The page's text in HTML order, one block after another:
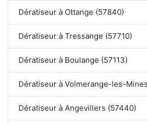
Dératiseur à Ottange (57840)
Dératiseur à Tressange (57710)
Dératiseur à Boulange (57113)
Dératiseur à Volmerange-les-
Dératiseur à Angevillers (57440)